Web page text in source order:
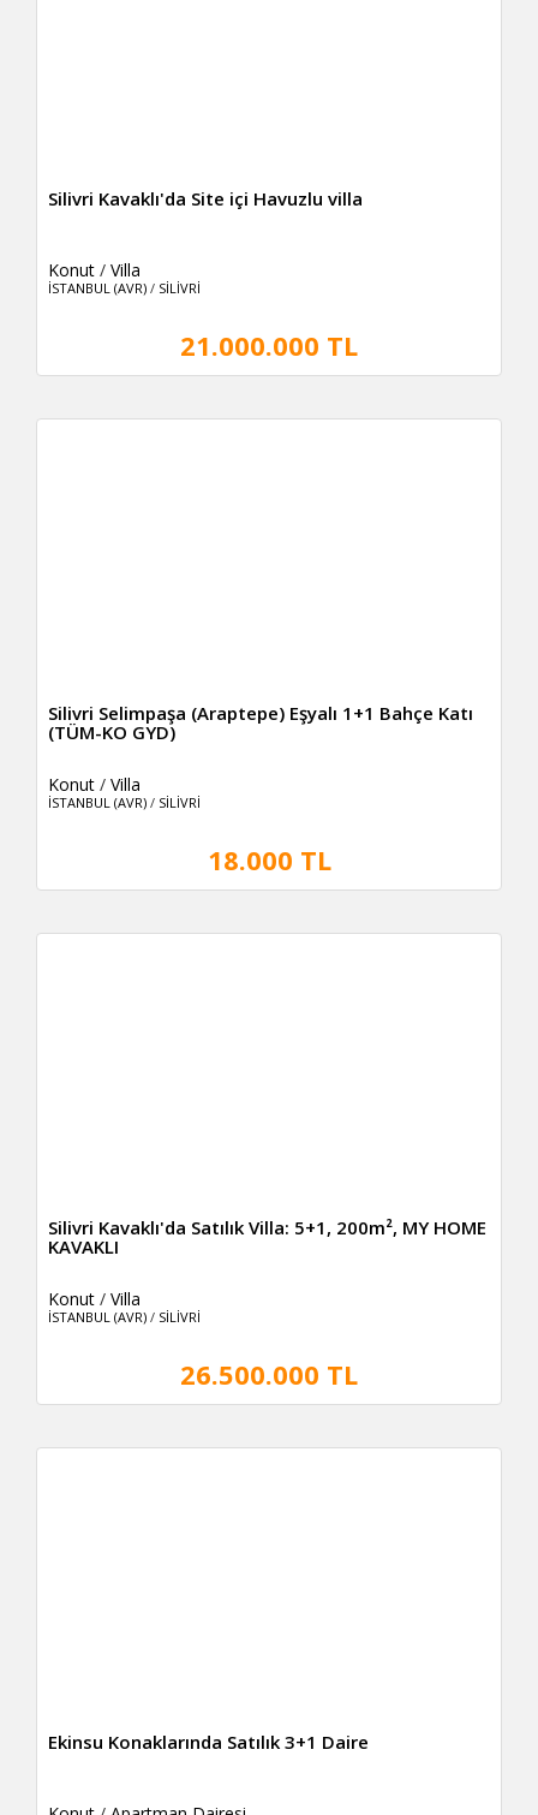
Silivri Kavaklı'da Site içi Havuzlu villa
Konut / Villa
İSTANBUL (AVR) / SİLİVRİ
21.000.000 TL
Silivri Selimpaşa (Araptepe) Eşyalı 1+1 Bahçe Katı
(TÜM-KO GYD)
Konut / Villa
İSTANBUL (AVR) / SİLİVRİ
18.000 TL
Silivri Kavaklı'da Satılık Villa: 5+1, 200m², MY HOME
KAVAKLI
Konut / Villa
İSTANBUL (AVR) / SİLİVRİ
26.500.000 TL
Ekinsu Konaklarında Satılık 3+1 Daire